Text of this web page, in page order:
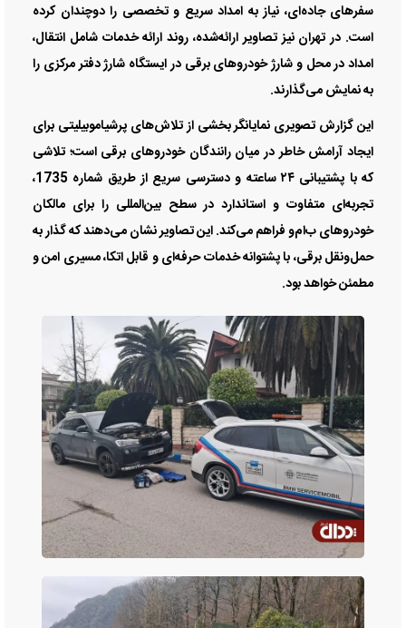
سفر‌های جاده‌ای، نیاز به امداد سریع و تخصصی را دوچندان کرده
است. در تهران نیز تصاویر ارائه‌شده، روند ارائه خدمات شامل انتقال،
امداد در محل و شارژ خودرو‌های برقی در ایستگاه شارژ دفتر مرکزی را
به نمایش می‌گذارند.
این گزارش تصویری نمایانگر بخشی از تلاش‌های پرشیاموبیلیتی برای
ایجاد آرامش خاطر در میان رانندگان خودرو‌های برقی است؛ تلاشی
که با پشتیبانی ۲۴ ساعته و دسترسی سریع از طریق شماره 1735،
تجربه‌ای متفاوت و استاندارد در سطح بین‌المللی را برای مالکان
خودرو‌های ب‌ام‌و فراهم می‌کند. این تصاویر نشان می‌دهند که گذار به
حمل‌ونقل برقی، با پشتوانه خدمات حرفه‌ای و قابل اتکا، مسیری امن و
مطمئن خواهد بود.